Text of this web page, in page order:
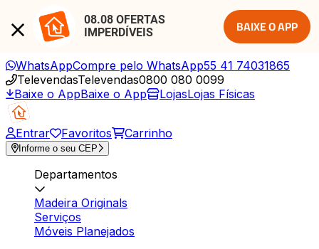
08.08 OFERTAS
IMPERDÍVEIS
BAIXE O APP
WhatsAppCompre pelo WhatsApp55 41 74031865
TelevendasTelevendas0800 080 0099
Baixe o AppBaixe o App LojasLojas Físicas
Entrar Favoritos Carrinho
Informe o seu CEP
Departamentos
Madeira Originals
Serviços
Móveis Planejados